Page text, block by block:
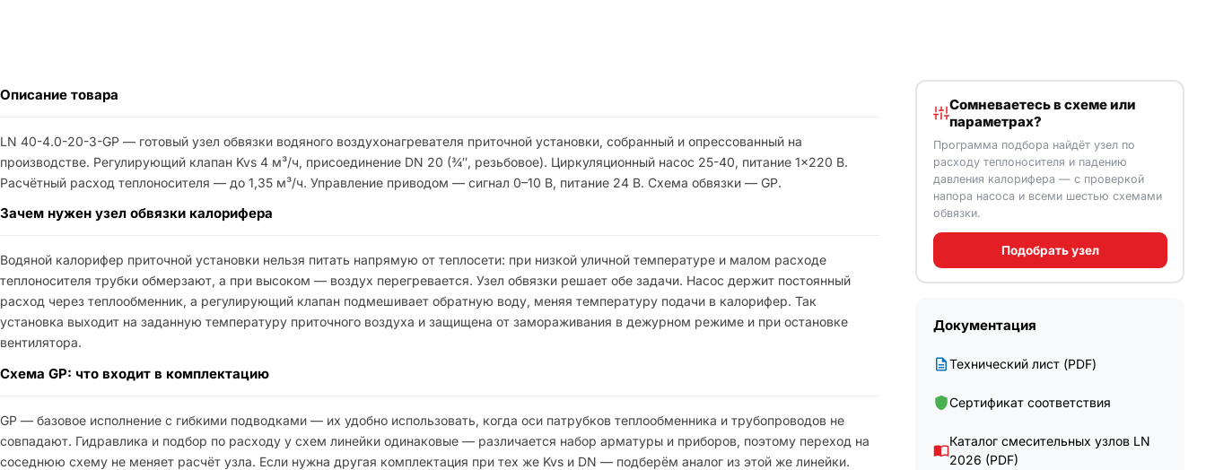
Описание товара
LN 40-4.0-20-3-GP — готовый узел обвязки водяного воздухонагревателя приточной установки, собранный и опрессованный на
производстве. Регулирующий клапан Kvs 4 м³/ч, присоединение DN 20 (¾″, резьбовое). Циркуляционный насос 25-40, питание 1×220 В.
Расчётный расход теплоносителя — до 1,35 м³/ч. Управление приводом — сигнал 0–10 В, питание 24 В. Схема обвязки — GP.
Зачем нужен узел обвязки калорифера
Водяной калорифер приточной установки нельзя питать напрямую от теплосети: при низкой уличной температуре и малом расходе
теплоносителя трубки обмерзают, а при высоком — воздух перегревается. Узел обвязки решает обе задачи. Насос держит постоянный
расход через теплообменник, а регулирующий клапан подмешивает обратную воду, меняя температуру подачи в калорифер. Так
установка выходит на заданную температуру приточного воздуха и защищена от замораживания в дежурном режиме и при остановке
вентилятора.
Схема GP: что входит в комплектацию
GP — базовое исполнение с гибкими подводками — их удобно использовать, когда оси патрубков теплообменника и трубопроводов не
совпадают. Гидравлика и подбор по расходу у схем линейки одинаковые — различается набор арматуры и приборов, поэтому переход на
соседнюю схему не меняет расчёт узла. Если нужна другая комплектация при тех же Kvs и DN — подберём аналог из этой же линейки.
Сомневаетесь в схеме или
параметрах?
Программа подбора найдёт узел по
расходу теплоносителя и падению
давления калорифера — с проверкой
напора насоса и всеми шестью схемами
обвязки.
Подобрать узел
Документация
Технический лист (PDF)
Сертификат соответствия
Каталог смесительных узлов LN
2026 (PDF)